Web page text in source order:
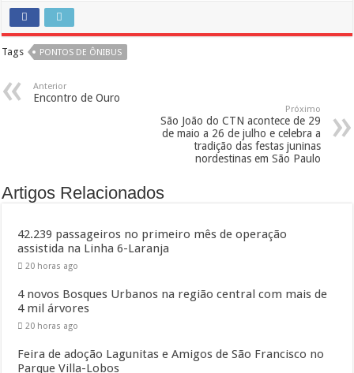
Tags PONTOS DE ÔNIBUS
Anterior
Encontro de Ouro
Próximo
São João do CTN acontece de 29
de maio a 26 de julho e celebra a
tradição das festas juninas
nordestinas em São Paulo
Artigos Relacionados
42.239 passageiros no primeiro mês de operação
assistida na Linha 6-Laranja
20 horas ago
4 novos Bosques Urbanos na região central com mais de
4 mil árvores
20 horas ago
Feira de adoção Lagunitas e Amigos de São Francisco no
Parque Villa-Lobos